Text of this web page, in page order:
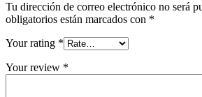
Tu dirección de correo electrónico no será
obligatorios están marcados con *
Your rating *
Your review *